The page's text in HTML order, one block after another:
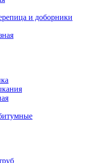
и доборники